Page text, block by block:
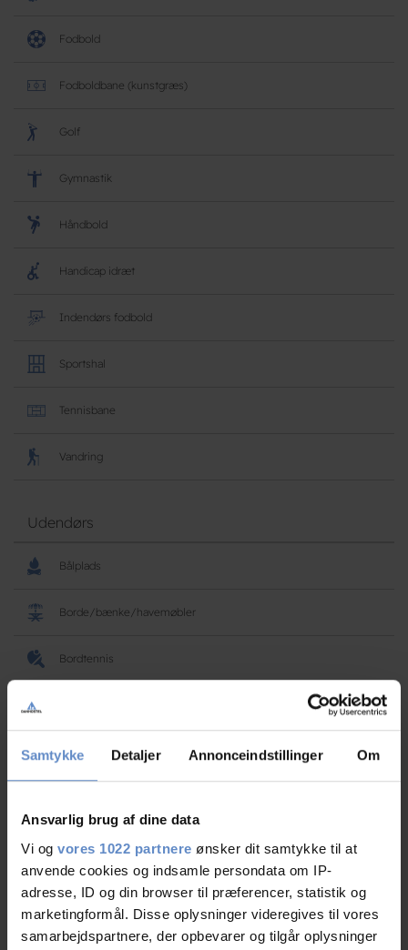
Samtykke Detaljer Annonceindstillinger Om
Ansvarlig brug af dine data
Vi og vores 1022 partnere ønsker dit samtykke til at
anvende cookies og indsamle persondata om IP-
adresse, ID og din browser til præferencer, statistik og
marketingformål. Disse oplysninger videregives til vores
samarbejdspartnere, der opbevarer og tilgår oplysninger
Fodbold
Fodboldbane (kunstgræs)
Golf
Gymnastik
Håndbold
Handicap idræt
Indendørs fodbold
Sportshal
Tennisbane
Vandring
Udendørs
Bålplads
Borde/bænke/havemøbler
Bordtennis
Legeplads
Rygeområde
Vandrerhjems faciliteter